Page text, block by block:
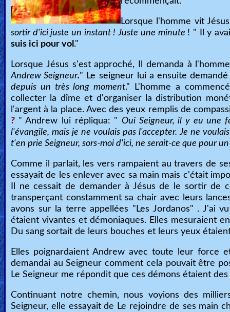
Lorsque l'homme vit
sortir d'ici juste un instant ! Juste une minute ! " Il y
suis ici pour vol ."
Lorsque Jésus s'est approché, Il demanda à
Andrew Seigneur." Le seigneur lui a ensuite
depuis un très long moment." L'homme a
collecter la dîme et d'organiser la distribution
l'argent à la place. Avec des yeux remplis de
? " Andrew lui répliqua: "Oui Seigneur, il y eu une
l'évangile, mais je ne voulais pas l'accepter. Je ne
t'en prie Seigneur, sors-moi d'ici, ne serait-ce que pour
Comme il parlait, les vers rampaient au travers de
essayait de les enlever avec sa main mais c'était
Il ne cessait de demander à Jésus de le sortir
transperçant constamment sa chair avec leurs
avons sur la terre appellées "Les Jordanos" . J'ai
étaient vivantes et démoniaques. Elles mesuraient
Du sang sortait de leurs bouches et leurs yeux
Elles poignardaient Andrew avec toute leur force
demandai au Seigneur comment cela pouvait être
Le Seigneur me répondit que ces démons étaient
Continuant notre chemin, nous voyions des
Seigneur, elle essayait de Le rejoindre de ses main